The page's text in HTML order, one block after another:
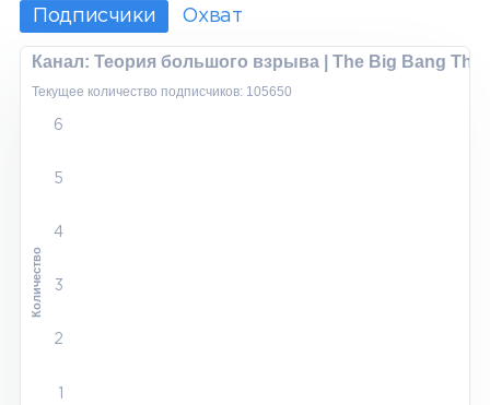
Подписчики Охват
Канал: Теория большого взрыва | The Big Bang
Текущее количество подписчиков: 105650
6
5
4
3
2
1
Количество